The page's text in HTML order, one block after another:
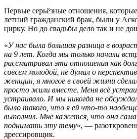
Первые серьёзные отношения,
летний гражданский брак, были у
цирку. Но до свадьбы дело так и не
«У нас была большая разница в
на 9 лет. Когда мы только начали
рассматривал эти отношения как
совсем молодой, не думал о
женщин, я многое в своей жизни
просто жили вместе. Меня всё
устраивало. И мы никогда не
было такого, что я ей что-то
выполнил. Мне кажется, что она сама
поднимать эту тему», —
дрессировщик.